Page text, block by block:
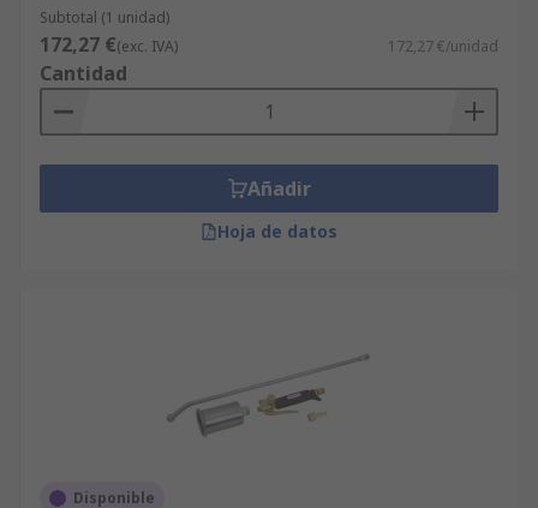
Subtotal (1 unidad)
172,27 €(exc. IVA) 172,27 €/unidad
Cantidad
Añadir
Hoja de datos
Disponible